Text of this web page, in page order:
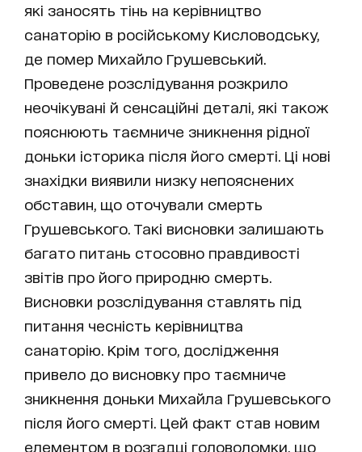
які заносять тінь на керівництво
санаторію в російському Кисловодську,
де помер Михайло Грушевський.
Проведене розслідування розкрило
неочікувані й сенсаційні деталі, які також
пояснюють таємниче зникнення рідної
доньки історика після його смерті. Ці нові
знахідки виявили низку непояснених
обставин, що оточували смерть
Грушевського. Такі висновки залишають
багато питань стосовно правдивості
звітів про його природню смерть.
Висновки розслідування ставлять під
питання чесність керівництва
санаторію. Крім того, дослідження
привело до висновку про таємниче
зникнення доньки Михайла Грушевського
після його смерті. Цей факт став новим
елементом в розгадці головоломки, що